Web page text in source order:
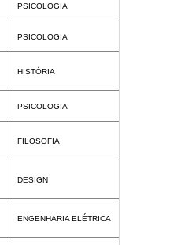
PSICOLOGIA
PSICOLOGIA
HISTÓRIA
PSICOLOGIA
FILOSOFIA
DESIGN
ENGENHARIA ELÉTRICA